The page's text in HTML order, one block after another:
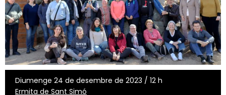
Diumenge 24 de desembre de 2023 / 12 h
Ermita de Sant Simó